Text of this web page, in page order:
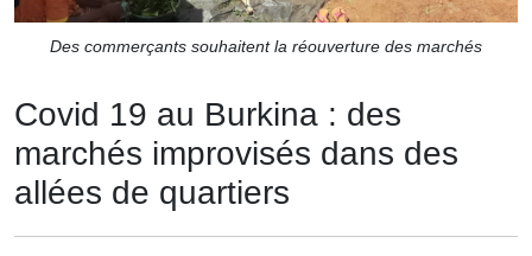
Des commerçants souhaitent la réouverture des marchés
Covid 19 au Burkina : des
marchés improvisés dans des
allées de quartiers